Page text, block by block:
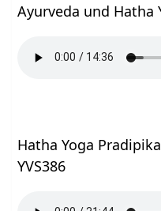
Ayurveda und Hatha
Hatha Yoga
YVS386